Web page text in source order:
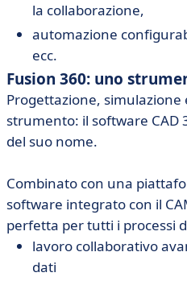
la collaborazione,
automazione
ecc.
Fusion 360: uno
Progettazione,
strumento: il software CAD
del suo nome.
Combinato con una
software integrato con il
perfetta per tutti i processi
lavoro collaborativo
dati